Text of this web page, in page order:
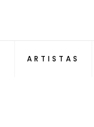
ARTISTAS